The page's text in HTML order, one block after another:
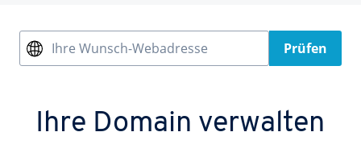
Ihre Wunsch-Webadresse Prüfen
Ihre Domain verwalten